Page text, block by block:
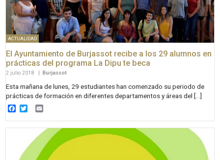
ACTUALIDAD
El Ayuntamiento de Burjassot recibe a los 29 alumnos en
prácticas del programa La Dipu te beca
2 julio 2018 Burjassot
Esta mañana de lunes, 29 estudiantes han comenzado su periodo de
prácticas de formación en diferentes departamentos y áreas del […]
Facebook
Twitter